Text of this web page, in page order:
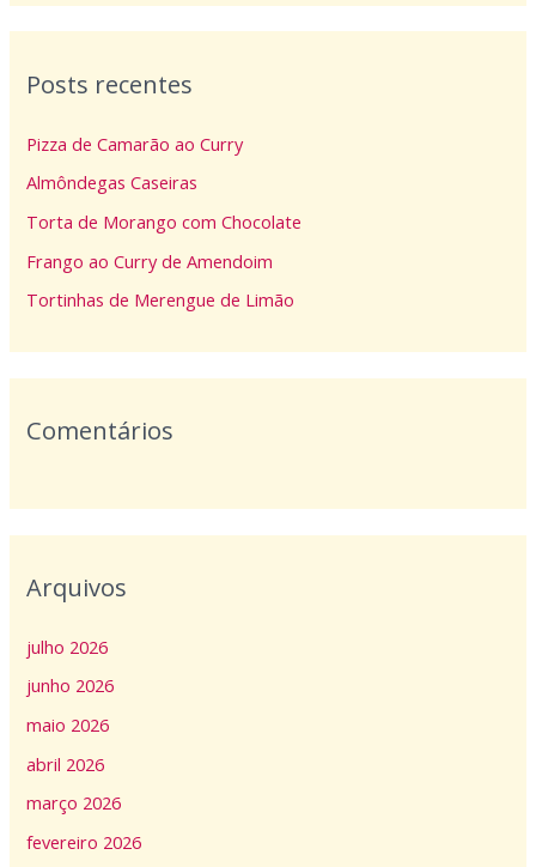
s
u
s
a
r
p
o
Posts recentes
Pizza de Camarão ao Curry
Almôndegas Caseiras
Torta de Morango com Chocolate
Frango ao Curry de Amendoim
Tortinhas de Merengue de Limão
Comentários
Arquivos
julho 2026
junho 2026
maio 2026
abril 2026
março 2026
fevereiro 2026